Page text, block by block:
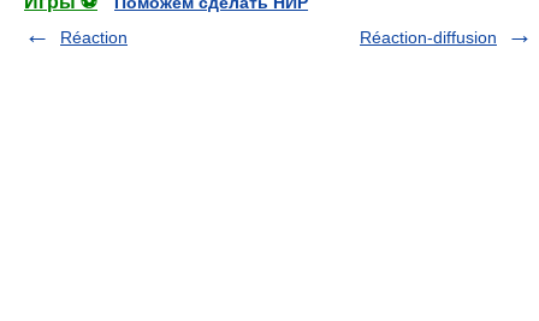
Réaction
Réaction-diffusion